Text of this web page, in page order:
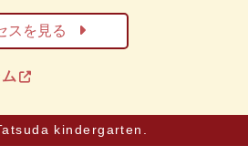
スを見る
kindergarten.